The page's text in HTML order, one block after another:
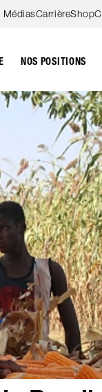
MédiasCarrièreShop
NOS POSITIONS